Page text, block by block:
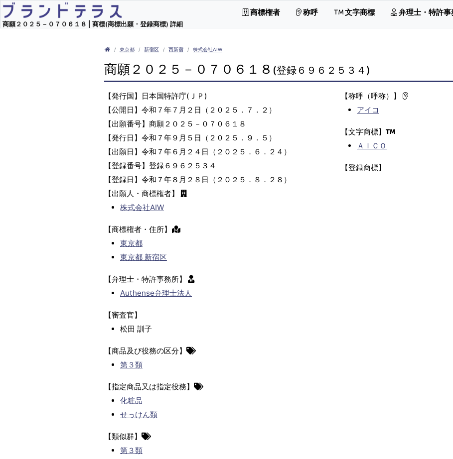
商願２０２５－０７０６１８ | 商標(商標出願・登録商標) 詳細
商標権者 称呼 文字商標 弁理士・特許事
東京都 新宿区 西新宿 株式会社AIW
商願２０２５－０７０６１８ (登録６９６２５３４)
【発行国】日本国特許庁(ＪＰ)
【公開日】令和７年７月２日（２０２５．７．２）
【出願番号】商願２０２５－０７０６１８
【発行日】令和７年９月５日（２０２５．９．５）
【出願日】令和７年６月２４日（２０２５．６．２４）
【登録番号】登録６９６２５３４
【登録日】令和７年８月２８日（２０２５．８．２８）
【出願人・商標権者】
株式会社AIW
【商標権者・住所】
東京都
東京都 新宿区
【弁理士・特許事務所】
Authense弁理士法人
【審査官】
松田 訓子
【商品及び役務の区分】
第３類
【指定商品又は指定役務】
化粧品
せっけん類
【類似群】
第３類
【称呼（呼称）】
アイコ
【文字商標】
ＡＩＣＯ
【登録商標】